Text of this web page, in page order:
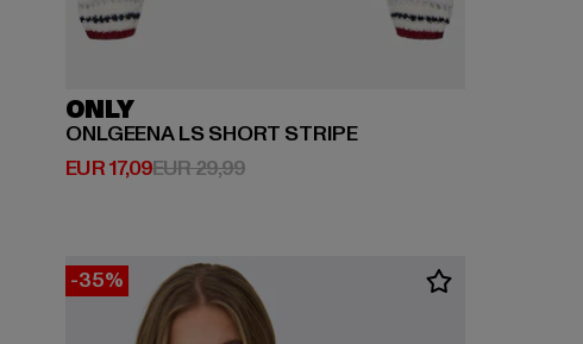
ONLY
ONLGEENA LS SHORT STRIPE
EUR 17,09
Derzeitiger Preis: EUR 17,09
EUR 29,99Aktionspreis: EUR 29,99
-35%